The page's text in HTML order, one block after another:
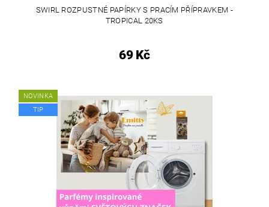
SWIRL ROZPUSTNÉ PAPÍRKY S PRACÍM PŘÍPRAVKEM -
TROPICAL 20KS
69 Kč
NOVINKA
TIP